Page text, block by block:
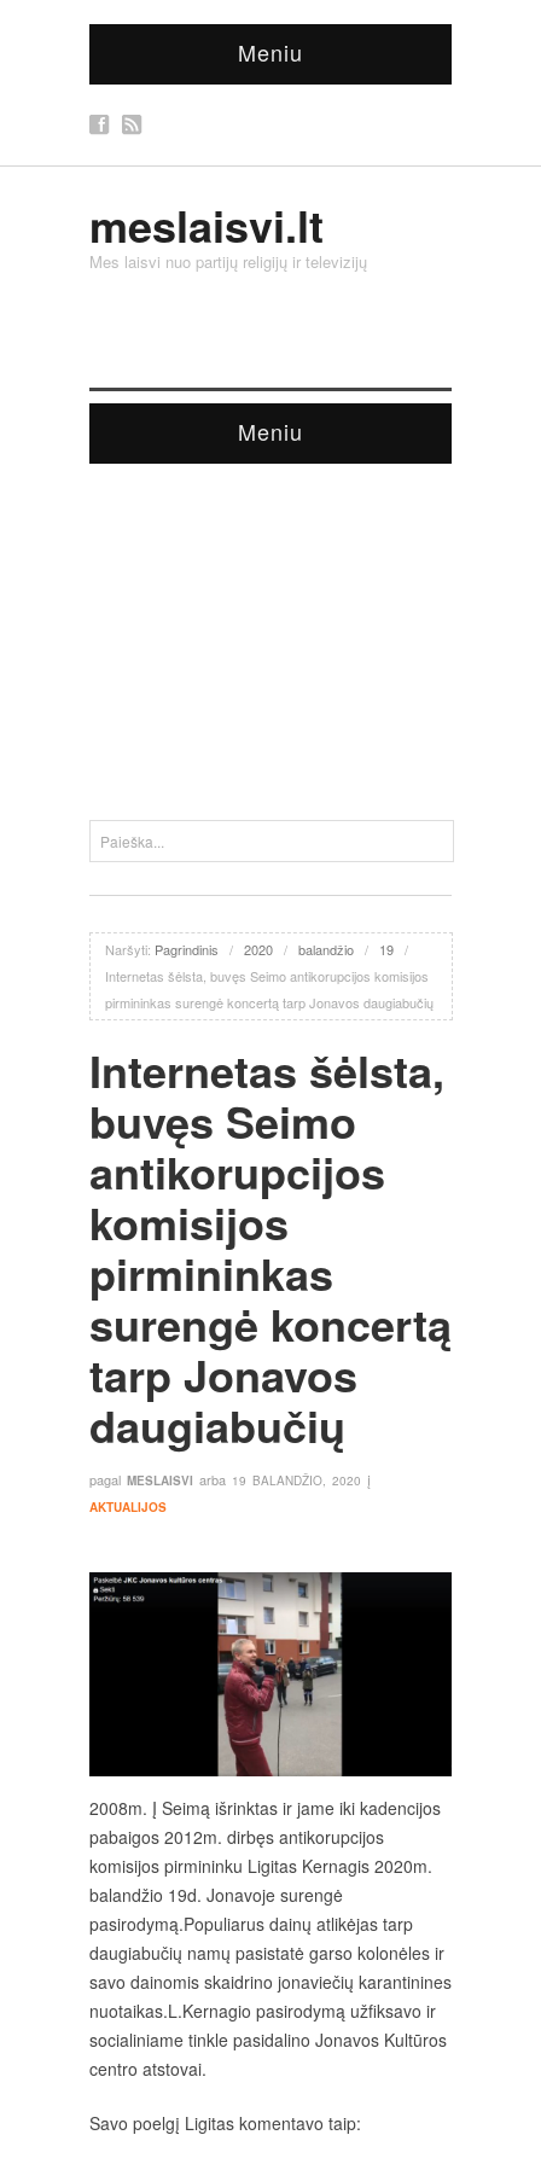
Meniu
meslaisvi.lt
Mes laisvi nuo partijų religijų ir televizijų
Meniu
Naršyti: Pagrindinis / 2020 / balandžio / 19 /
Internetas šėlsta, buvęs Seimo antikorupcijos komisijos
pirmininkas surengė koncertą tarp Jonavos daugiabučių
Internetas šėlsta,
buvęs Seimo
antikorupcijos
komisijos
pirmininkas
surengė koncertą
tarp Jonavos
daugiabučių
pagal MESLAISVI arba 19 BALANDŽIO, 2020 į
AKTUALIJOS
2008m. Į Seimą išrinktas ir jame iki kadencijos
pabaigos 2012m. dirbęs antikorupcijos
komisijos pirmininku Ligitas Kernagis 2020m.
balandžio 19d. Jonavoje surengė
pasirodymą.Populiarus dainų atlikėjas tarp
daugiabučių namų pasistatė garso kolonėles ir
savo dainomis skaidrino jonaviečių karantinines
nuotaikas.L.Kernagio pasirodymą užfiksavo ir
socialiniame tinkle pasidalino Jonavos Kultūros
centro atstovai.
Savo poelgį Ligitas komentavo taip: